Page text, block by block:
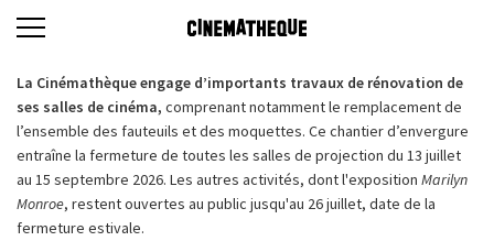
La Cinémathèque engage d’importants travaux de rénovation de
ses salles de cinéma, comprenant notamment le remplacement de
l’ensemble des fauteuils et des moquettes. Ce chantier d’envergure
entraîne la fermeture de toutes les salles de projection du 13 juillet
au 15 septembre 2026. Les autres activités, dont l'exposition Marilyn
Monroe, restent ouvertes au public jusqu'au 26 juillet, date de la
fermeture estivale.